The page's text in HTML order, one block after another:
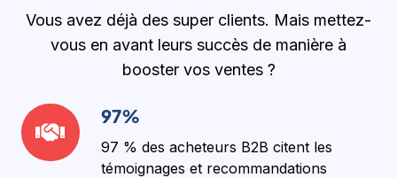
Vous avez déjà des super clients. Mais mettez-
vous en avant leurs succès de manière à
booster vos ventes ?
97%
97 % des acheteurs B2B citent les
témoignages et recommandations
97%